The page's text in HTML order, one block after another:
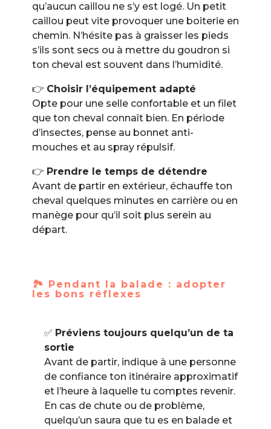
qu’aucun caillou ne s’y est logé. Un petit
caillou peut vite provoquer une boiterie en
chemin. N’hésite pas à graisser les pieds
s’ils sont secs ou à mettre du goudron si
ton cheval est souvent dans l’humidité.
👉 Choisir l’équipement adapté
Opte pour une selle confortable et un filet
que ton cheval connaît bien. En période
d’insectes, pense au bonnet anti-
mouches et au spray répulsif.
👉 Prendre le temps de détendre
Avant de partir en extérieur, échauffe ton
cheval quelques minutes en carrière ou en
manège pour qu’il soit plus serein au
départ.
🏞️ Pendant la balade : adopter
les bons réflexes
✅ Préviens toujours quelqu’un de ta
sortie
Avant de partir, indique à une personne
de confiance ton itinéraire approximatif
et l’heure à laquelle tu comptes revenir.
En cas de chute ou de problème,
quelqu’un saura que tu es en balade et